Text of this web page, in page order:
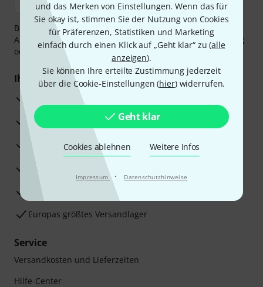
und das Merken von Einstellungen. Wenn das für
Sie okay ist, stimmen Sie der Nutzung von Cookies
für Präferenzen, Statistiken und Marketing
einfach durch einen Klick auf „Geht klar“ zu (alle
anzeigen).
Sie können Ihre erteilte Zustimmung jederzeit
über die Cookie-Einstellungen (hier) widerrufen.
Geht klar
Cookies ablehnen Weitere Infos
Impressum · Datenschutzhinweise
Bezahlen Sie vertraulich und sicher per Vorkasse, PayPal,
Amazon Pay,
Klarna Sofort bezahlen ,Klarna Ratenzahlung
oder Kreditkarte.
Ihre Vorteile
3 Jahre Thomann Garantie
30 Tage Money-Back-Garantie
Reparaturservice
Beratung durch Fachexperten
Zufriedenheitsgarantie
Europas größtes Versandlager
Service
Versandkosten und Lieferzeiten
Hilfe-Center